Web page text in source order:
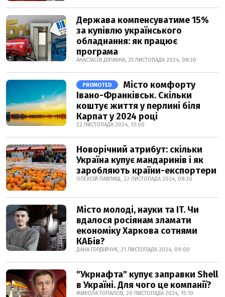
Держава компенсуватиме 15%
за купівлю українського
обладнання: як працює
програма
АНАСТАСІЯ ДЯЧКІНА, 25 ЛИСТОПАДА 2024, 08:30
PROMOTED
Місто комфорту
Івано-Франківськ. Скільки
коштує життя у перлині біля
Карпат у 2024 році
22 ЛИСТОПАДА 2024, 13:00
Новорічний атрибут: скільки
Україна купує мандаринів і як
заробляють країни-експортери
ОЛЕКСІЙ ПАВЛИШ, 22 ЛИСТОПАДА 2024, 08:30
Місто молоді, науки та IT. Чи
вдалося росіянам зламати
економіку Харкова сотнями
КАБів?
ДАНА ГОРДІЙЧУК, 21 ЛИСТОПАДА 2024, 09:00
"Укрнафта" купує заправки Shell
в Україні. Для чого це компанії?
МИКОЛА ТОПАЛОВ, 20 ЛИСТОПАДА 2024, 15:10